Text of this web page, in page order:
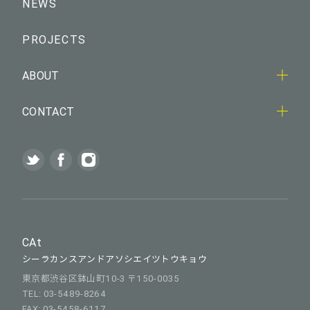
NEWS
PROJECTS
ABOUT
CONTACT
CAt
シーラカンスアンドアソシエイツトウキョウ
東京都渋谷区鉢山町10-3 〒150-0035
TEL: 03-5489-8264